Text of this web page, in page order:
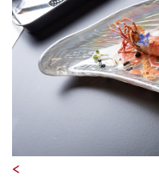
<